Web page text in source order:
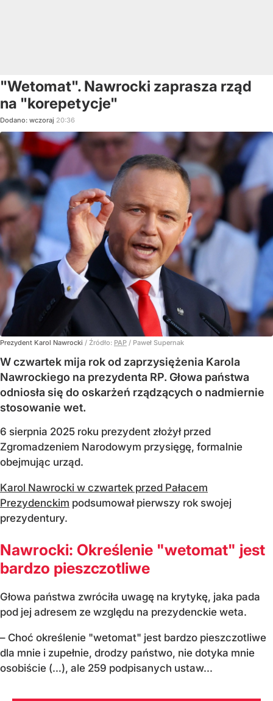
"Wetomat". Nawrocki zaprasza rząd
na "korepetycje"
Dodano: wczoraj 20:36
Prezydent Karol Nawrocki / Źródło: PAP / Paweł Supernak
W czwartek mija rok od zaprzysiężenia Karola
Nawrockiego na prezydenta RP. Głowa państwa
odniosła się do oskarżeń rządzących o nadmiernie
stosowanie wet.
6 sierpnia 2025 roku prezydent złożył przed
Zgromadzeniem Narodowym przysięgę, formalnie
obejmując urząd.
Karol Nawrocki w czwartek przed Pałacem
Prezydenckim podsumował pierwszy rok swojej
prezydentury.
Nawrocki: Określenie "wetomat" jest
bardzo pieszczotliwe
Głowa państwa zwróciła uwagę na krytykę, jaka pada
pod jej adresem ze względu na prezydenckie weta.
– Choć określenie "wetomat" jest bardzo pieszczotliwe
dla mnie i zupełnie, drodzy państwo, nie dotyka mnie
osobiście (…), ale 259 podpisanych ustaw...